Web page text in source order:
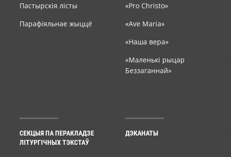
Пастырскія лісты
Парафіяльнае жыццё
«Pro Christo»
«Ave Maria»
«Наша вера»
«Маленькі рыцар
Беззаганнай»
СЕКЦЫЯ ПА ПЕРАКЛАДЗЕ
ЛІТУРГІЧНЫХ ТЭКСТАЎ
ДЭКАНАТЫ